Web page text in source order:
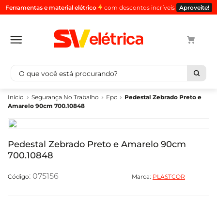
Ferramentas e material elétrico com descontos incríveis Aproveite!
O que você está procurando?
Segurança No Trabalho Epc
Pedestal Zebrado Preto e
Amarelo 90cm 700.10848
Pedestal Zebrado Preto e Amarelo 90cm
700.10848
: 075156 Marca: PLASTCOR
Termos mais buscados
2º
luminaria
3º
tomada
4 º
4
eletroduto